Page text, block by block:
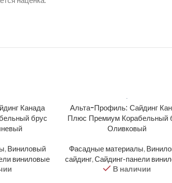
Канада
брус
, Виниловый
виниловые
Альта-Профиль: Сайдинг
Плюс Премиум Корабельный
Оливковый
Фасадные материалы,
сайдинг,Сайдинг-панели
В наличии